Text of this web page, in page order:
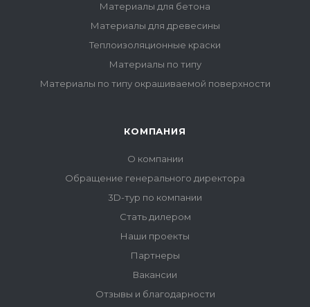
Материалы для бетона
Материалы для древесины
Теплоизоляционные краски
Материалы по типу
Материалы по типу окрашиваемой поверхности
КОМПАНИЯ
О компании
Обращение генерального директора
3D-тур по компании
Стать дилером
Наши проекты
Партнеры
Вакансии
Отзывы и благодарности